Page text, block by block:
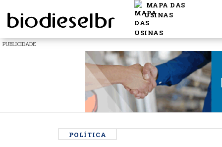
MAPA DAS
USINAS
PUBLICIDADE
POLÍTICA